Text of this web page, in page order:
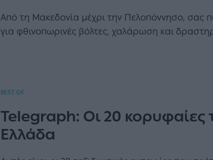
Από τη Μακεδονία μέχρι την Πελοπόννησο, σας
για φθινοπωρινές βόλτες, χαλάρωση και
BEST OF
Telegraph: Οι 20 κορυφαίες
Ελλάδα